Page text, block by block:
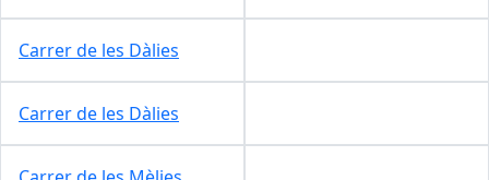
Carrer de les Dàlies
Carrer de les Dàlies